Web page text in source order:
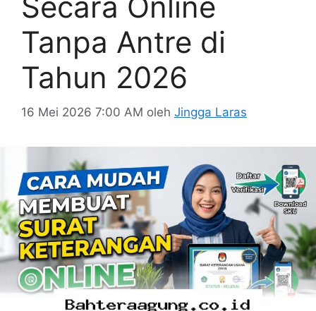
Tanpa Antre di
Tahun 2026
16 Mei 2026 7:00 AM oleh Jingga Laras